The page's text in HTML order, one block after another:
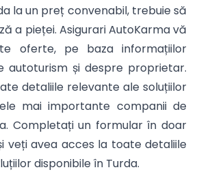
la un preț convenabil, trebuie să
a pieței. Asigurari AutoKarma vă
oferte, pe baza informațiilor
autoturism și despre proprietar.
detaliile relevante ale soluțiilor
mai importante companii de
Completați un formular în doar
veți avea acces la toate detaliile
disponibile în Turda.